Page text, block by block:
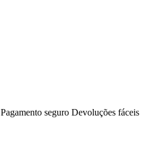
Pagamento seguro Devoluções fáceis